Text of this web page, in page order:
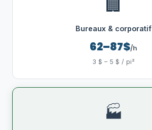
🏢
Bureaux & corporatif
62–87$/h
3 $ – 5 $ / pi²
🏭